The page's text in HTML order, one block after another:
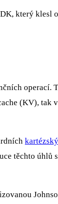
, který klesl
operací.
(KV), tak
těchto úhlů